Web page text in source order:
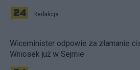
Redakcja
Wiceminister odpowie za złamanie
Wniosek już w Sejmie